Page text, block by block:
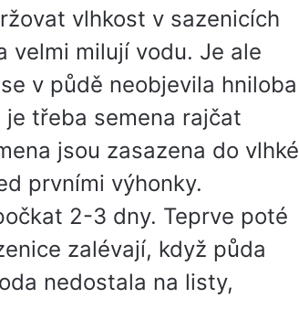
vlhkost v sazenicích
velmi milují vodu. Je ale
v půdě neobjevila hniloba
třeba semena rajčat
jsou zasazena do vlhké
prvními výhonky.
2-3 dny. Teprve poté
zalévají, když půda
nedostala na listy,